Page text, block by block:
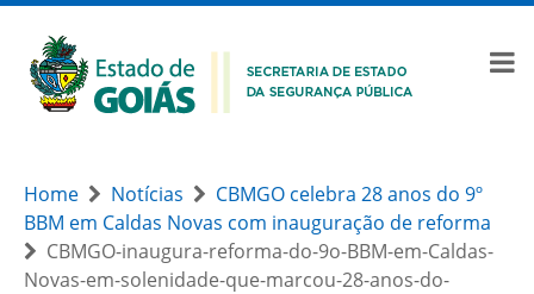
Home Notícias
CBMGO celebra 28 anos do 9º
BBM em Caldas Novas com inauguração de reforma
CBMGO-inaugura-reforma-do-9o-BBM-em-Caldas-
Novas-em-solenidade-que-marcou-28-anos-do-